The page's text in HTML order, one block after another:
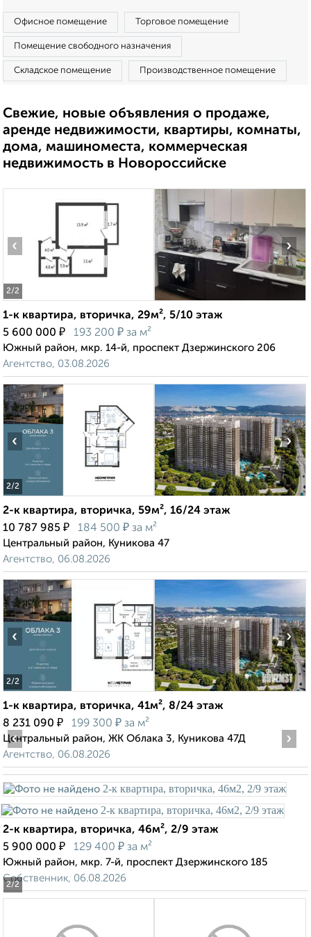
Офисное помещение Торговое помещение
Помещение свободного назначения
Складское помещение Производственное помещение
Свежие, новые объявления о продаже,
аренде недвижимости, квартиры, комнаты,
дома, машиноместа, коммерческая
недвижимость в Новороссийске
2/2
‹ ›
1-к квартира, вторичка, 29м², 5/10 этаж
5 600 000 ₽ 193 200 ₽ за м²
Южный район, мкр. 14-й, проспект Дзержинского 206
Агентство, 03.08.2026
2/2
‹ ›
2-к квартира, вторичка, 59м², 16/24 этаж
10 787 985 ₽ 184 500 ₽ за м²
Центральный район, Куникова 47
Агентство, 06.08.2026
2/2
‹ ›
1-к квартира, вторичка, 41м², 8/24 этаж
8 231 090 ₽ 199 300 ₽ за м²
Центральный район, ЖК Облака 3, Куникова 47Д
Агентство, 06.08.2026
2/2
‹ ›
2-к квартира, вторичка, 46м², 2/9 этаж
5 900 000 ₽ 129 400 ₽ за м²
Южный район, мкр. 7-й, проспект Дзержинского 185
Собственник, 06.08.2026